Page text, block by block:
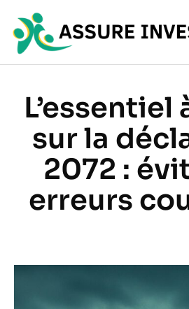
L’essentiel
sur la
2072 :
erreurs